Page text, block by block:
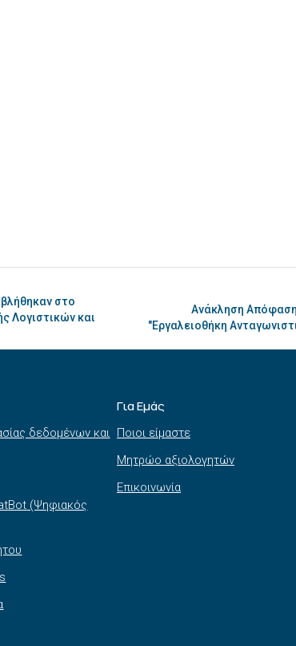
στο
Λογιστικών και
Ανάκληση
"Eργαλειοθήκη
δεδομένων και
(Ψηφιακός
Για Εμάς
Ποιοι είμαστε
Μητρώο αξιολογητών
Επικοινωνία